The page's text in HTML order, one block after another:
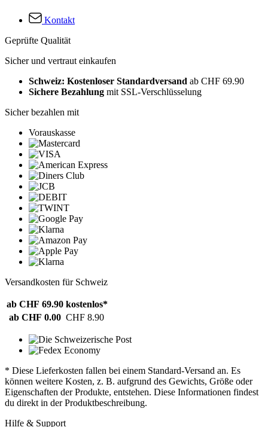
Kontakt
Geprüfte Qualität
Sicher und vertraut einkaufen
Schweiz: Kostenloser Standardversand ab CHF 69.90
Sichere Bezahlung mit SSL-Verschlüsselung
Sicher bezahlen mit
Vorauskasse
Versandkosten für Schweiz
ab CHF 69.90 kostenlos*
ab CHF 0.00 CHF 8.90
* Diese Lieferkosten fallen bei einem Standard-Versand an. Es
können weitere Kosten, z. B. aufgrund des Gewichts, Größe oder
Eigenschaften der Produkte, entstehen. Diese Informationen findest
du direkt in der Produktbeschreibung.
Hilfe & Support